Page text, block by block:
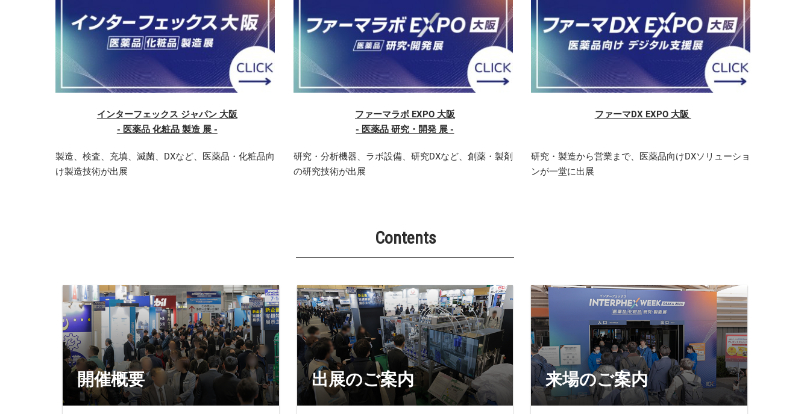
インターフェックス ジャパン 大阪
‐ 医薬品 化粧品 製造 展 ‐
製造、検査、充填、滅菌、DXなど、医薬品・化粧品向
け製造技術が出展
ファーマラボ EXPO 大阪
‐ 医薬品 研究・開発 展 ‐
研究・分析機器、ラボ設備、研究DXなど、創薬・製剤
の研究技術が出展
ファーマDX EXPO 大阪
研究・製造から営業まで、医薬品向けDXソリューショ
ンが一堂に出展
Contents
開催概要 出展のご案内 来場のご案内